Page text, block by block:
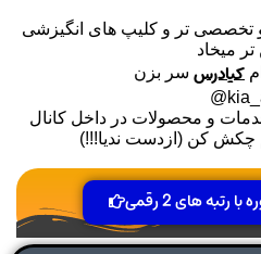
تخصصی تر و کلیپ های انگیزشی
میخاد
کیادرس سر بزن
و محصولات در داخل کانال
چکش کن (ازدست ندیا!!!)
رتبه های 2 رقمی